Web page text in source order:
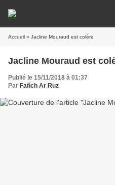
Accueil » Jacline Mouraud est colère
Jacline Mouraud est
Publié le 15/11/2018 à 01:37
Par Fañch Ar Ruz